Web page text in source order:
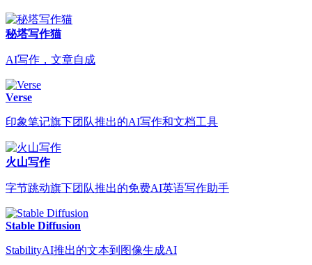
秘塔写作猫
AI写作，文章自成
Verse
印象笔记旗下团队推出的AI写作和文档工具
火山写作
字节跳动旗下团队推出的免费AI英语写作助手
Stable Diffusion
StabilityAI推出的文本到图像生成AI